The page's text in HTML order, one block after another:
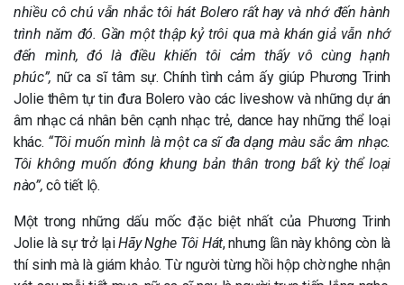
nhiều cô chú vẫn nhắc tôi hát Bolero rất hay và nhớ đến hành
trình năm đó. Gần một thập kỷ trôi qua mà khán giả vẫn nhớ
đến mình, đó là điều khiến tôi cảm thấy vô cùng hạnh
phúc”, nữ ca sĩ tâm sự. Chính tình cảm ấy giúp Phương Trinh
Jolie thêm tự tin đưa Bolero vào các liveshow và những dự án
âm nhạc cá nhân bên cạnh nhạc trẻ, dance hay những thể loại
khác. “Tôi muốn mình là một ca sĩ đa dạng màu sắc âm nhạc.
Tôi không muốn đóng khung bản thân trong bất kỳ thể loại
nào”,cô tiết lộ.
Một trong những dấu mốc đặc biệt nhất của Phương Trinh
Jolie là sự trở lạiHãy Nghe Tôi Hát, nhưng lần này không còn là
thí sinh mà là giám khảo. Từ người từng hồi hộp chờ nghe nhận